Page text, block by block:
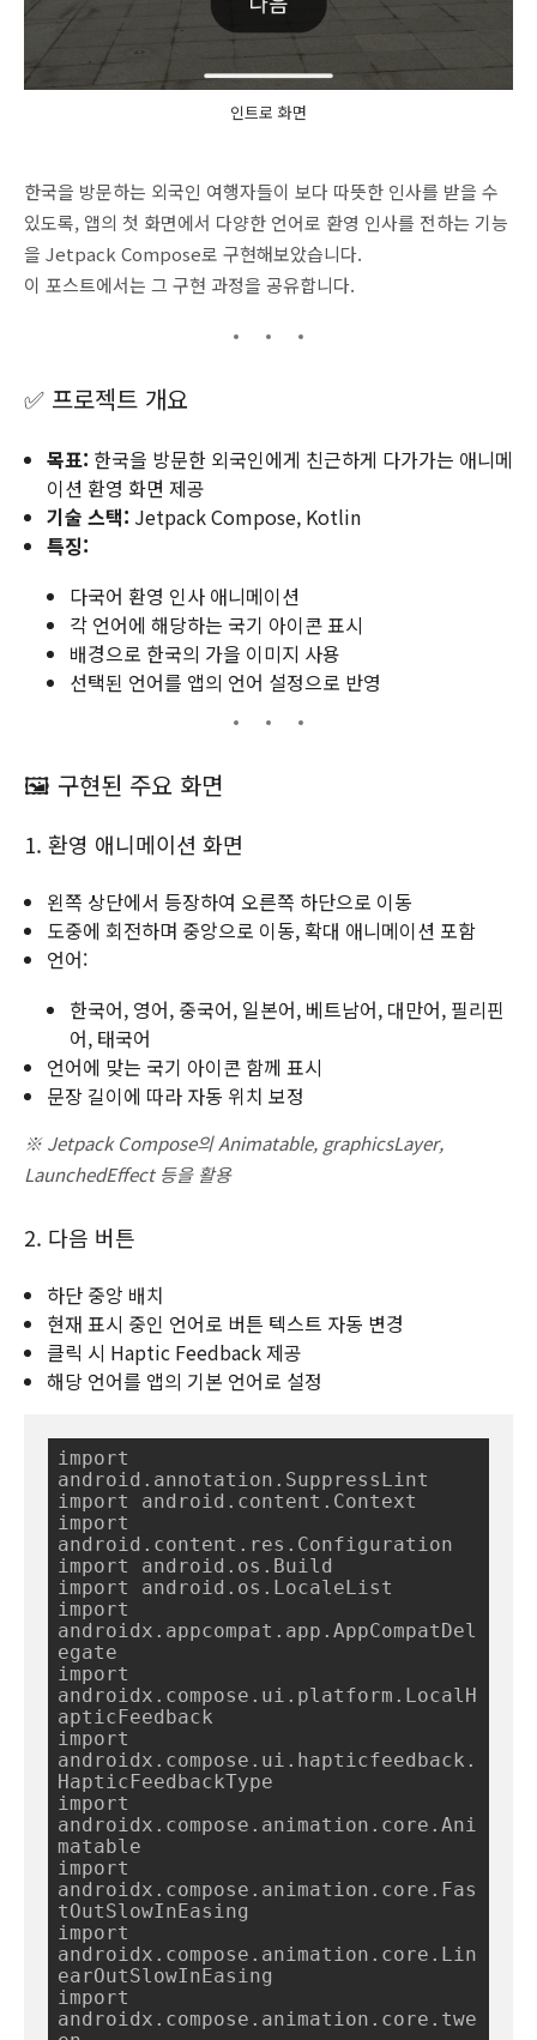
인트로 화면
한국을 방문하는 외국인 여행자들이 보다 따뜻한 인사를 받을 수
있도록, 앱의 첫 화면에서 다양한 언어로 환영 인사를 전하는 기능
을 Jetpack Compose로 구현해보았습니다.
이 포스트에서는 그 구현 과정을 공유합니다.
✅ 프로젝트 개요
목표: 한국을 방문한 외국인에게 친근하게 다가가는 애니메
이션 환영 화면 제공
기술 스택: Jetpack Compose, Kotlin
특징:
다국어 환영 인사 애니메이션
각 언어에 해당하는 국기 아이콘 표시
배경으로 한국의 가을 이미지 사용
선택된 언어를 앱의 언어 설정으로 반영
🖼 구현된 주요 화면
1. 환영 애니메이션 화면
왼쪽 상단에서 등장하여 오른쪽 하단으로 이동
도중에 회전하며 중앙으로 이동, 확대 애니메이션 포함
언어:
한국어, 영어, 중국어, 일본어, 베트남어, 대만어, 필리핀
어, 태국어
언어에 맞는 국기 아이콘 함께 표시
문장 길이에 따라 자동 위치 보정
※ Jetpack Compose의 Animatable, graphicsLayer,
LaunchedEffect 등을 활용
2. 다음 버튼
하단 중앙 배치
현재 표시 중인 언어로 버튼 텍스트 자동 변경
클릭 시 Haptic Feedback 제공
해당 언어를 앱의 기본 언어로 설정
import
android.annotation.SuppressLint
import android.content.Context
import
android.content.res.Configuration
import android.os.Build
import android.os.LocaleList
import
androidx.appcompat.app.AppCompatDel
egate
import
androidx.compose.ui.platform.LocalH
apticFeedback
import
androidx.compose.ui.hapticfeedback.
HapticFeedbackType
import
androidx.compose.animation.core.Ani
matable
import
androidx.compose.animation.core.Fas
tOutSlowInEasing
import
androidx.compose.animation.core.Lin
earOutSlowInEasing
import
androidx.compose.animation.core.twe